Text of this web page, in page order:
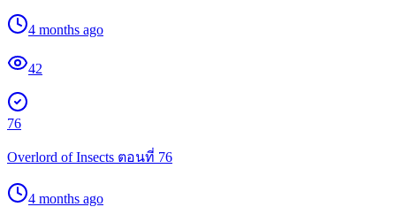
4 months ago
42
76
Overlord of Insects ตอนที่ 76
4 months ago